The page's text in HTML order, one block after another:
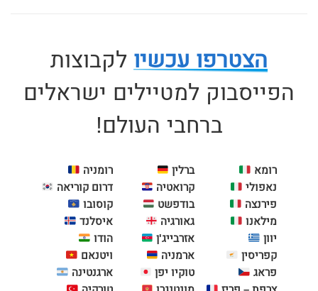
הצטרפו עכשיו לקבוצות
הפייסבוק למטיילים ישראלים
ברחבי העולם!
רומא
נאפולי
פירנצה
מילאנו
יוון
קפריסין
פראג
ברלין
קרואטיה
בודפשט
גאורגיה
אזרבייג'ן
ארמניה
טוקיו יפן
רומניה
דרום קוריאה
קוסובו
איסלנד
הודו
ויטנאם
ארגנטינה